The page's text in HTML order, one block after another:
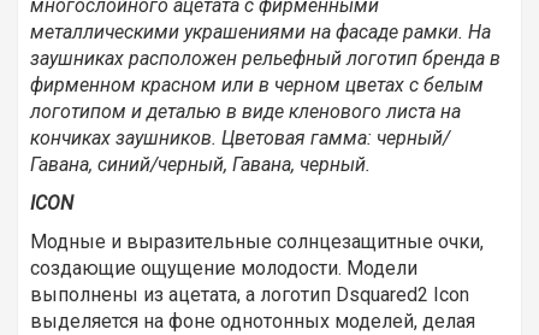
многослойного ацетата с фирменными
металлическими украшениями на фасаде рамки. На
заушниках расположен рельефный логотип бренда в
фирменном красном или в черном цветах с белым
логотипом и деталью в виде кленового листа на
кончиках заушников. Цветовая гамма: черный/
Гавана, синий/черный, Гавана, черный.
ICON
Модные и выразительные солнцезащитные очки,
создающие ощущение молодости. Модели
выполнены из ацетата, а логотип Dsquared2 Icon
выделяется на фоне однотонных моделей, делая